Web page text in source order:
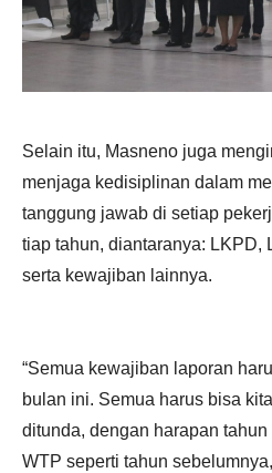
Selain itu, Masneno juga
menjaga kedisiplinan dalam
tanggung jawab di setiap
tiap tahun, diantaranya: LKPD,
serta kewajiban lainnya.
“Semua kewajiban laporan
bulan ini. Semua harus bisa
ditunda, dengan harapan
WTP seperti tahun